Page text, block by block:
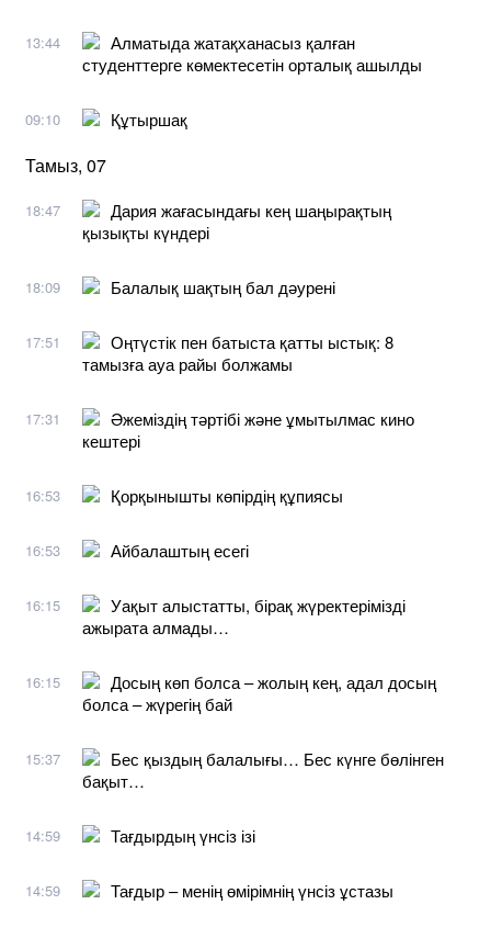
13:44
Алматыда жатақханасыз қалған
студенттерге көмектесетін орталық ашылды
09:10 Құтыршақ
Тамыз, 07
18:47
Дария жағасындағы кең шаңырақтың
қызықты күндері
18:09 Балалық шақтың бал дәурені
17:51
Оңтүстік пен батыста қатты ыстық: 8
тамызға ауа райы болжамы
17:31
Әжеміздің тәртібі және ұмытылмас кино
кештері
16:53 Қорқынышты көпірдің құпиясы
16:53 Айбалаштың есегі
16:15
Уақыт алыстатты, бірақ жүректерімізді
ажырата алмады…
16:15
Досың көп болса – жолың кең, адал досың
болса – жүрегің бай
15:37
Бес қыздың балалығы… Бес күнге бөлінген
бақыт…
14:59 Тағдырдың үнсіз ізі
14:59 Тағдыр – менің өмірімнің үнсіз ұстазы